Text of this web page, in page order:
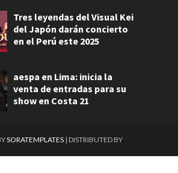
Tres leyendas del Visual Kei
del Japón darán concierto
en el Perú este 2025
aespa en Lima: inicia la
venta de entradas para su
show en Costa 21
SORATEMPLATES| DISTRIBUTED BY